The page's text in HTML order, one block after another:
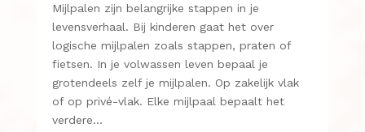
Mijlpalen zijn belangrijke stappen in je
levensverhaal. Bij kinderen gaat het over
logische mijlpalen zoals stappen, praten of
fietsen. In je volwassen leven bepaal je
grotendeels zelf je mijlpalen. Op zakelijk vlak
of op privé-vlak. Elke mijlpaal bepaalt het
verdere…